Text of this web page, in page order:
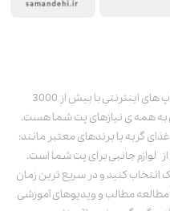
پت استور به عنوان یکی از قدیمی‌ترین پت شاپ های اینترنتی با بیش از 3000
به همه ی نیازهای پت شما هست.
گربه با برندهای معتبر مانند:
لوازم جانبی برای پت شما است.
انتخاب کنید و در سریع ترین زمان
مطالب و ویدیوهای آموزشی